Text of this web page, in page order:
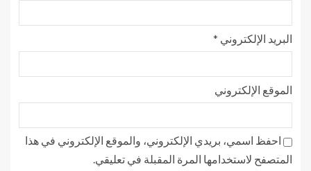
البريد الإلكتروني *
الموقع الإلكتروني
احفظ اسمي، بريدي الإلكتروني، والموقع الإلكتروني في هذا
المتصفح لاستخدامها المرة المقبلة في تعليقي.